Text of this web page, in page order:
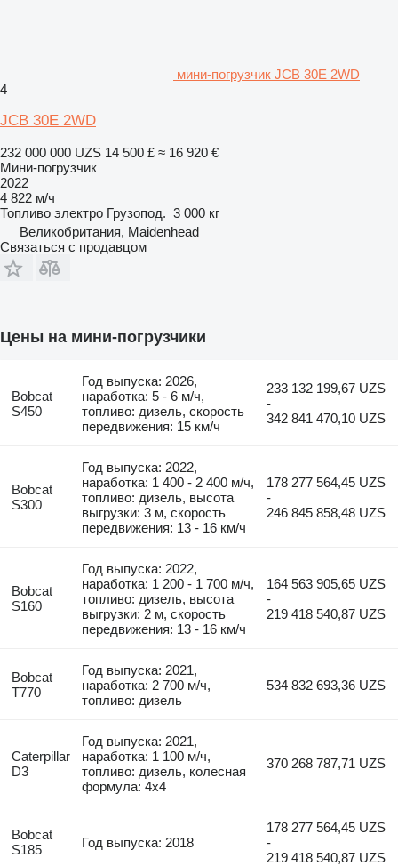
мини-погрузчик JCB 30E 2WD
4
JCB 30E 2WD
232 000 000 UZS 14 500 £ ≈ 16 920 €
Мини-погрузчик
2022
4 822 м/ч
Топливо электро Грузопод. 3 000 кг
Великобритания, Maidenhead
Связаться с продавцом
Цены на мини-погрузчики
Bobcat
S450
Год выпуска: 2026,
наработка: 5 - 6 м/ч,
топливо: дизель, скорость
передвижения: 15 км/ч
233 132 199,67 UZS
-
342 841 470,10 UZS
Bobcat
S300
Год выпуска: 2022,
наработка: 1 400 - 2 400 м/ч,
топливо: дизель, высота
выгрузки: 3 м, скорость
передвижения: 13 - 16 км/ч
178 277 564,45 UZS
-
246 845 858,48 UZS
Bobcat
S160
Год выпуска: 2022,
наработка: 1 200 - 1 700 м/ч,
топливо: дизель, высота
выгрузки: 2 м, скорость
передвижения: 13 - 16 км/ч
164 563 905,65 UZS
-
219 418 540,87 UZS
Bobcat
T770
Год выпуска: 2021,
наработка: 2 700 м/ч,
топливо: дизель
534 832 693,36 UZS
Caterpillar
D3
Год выпуска: 2021,
наработка: 1 100 м/ч,
топливо: дизель, колесная
формула: 4x4
370 268 787,71 UZS
Bobcat
S185
Год выпуска: 2018
178 277 564,45 UZS
-
219 418 540,87 UZS